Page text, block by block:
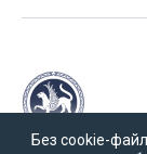
Без cookie-